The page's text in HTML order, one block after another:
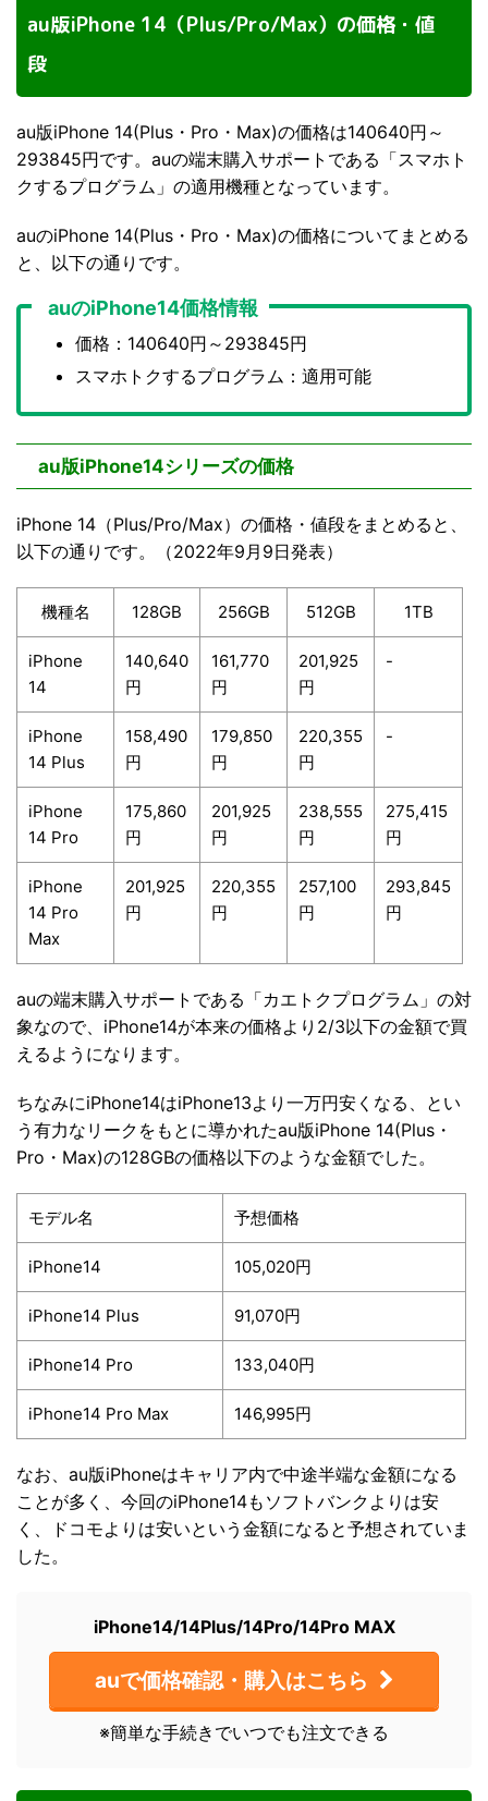
au版iPhone 14（Plus/Pro/Max）の価格・値
段
au版iPhone 14(Plus・Pro・Max)の価格は140640円～
293845円です。auの端末購入サポートである「スマホト
クするプログラム」の適用機種となっています。
auのiPhone 14(Plus・Pro・Max)の価格についてまとめる
と、以下の通りです。
auのiPhone14価格情報
価格：140640円～293845円
スマホトクするプログラム：適用可能
au版iPhone14シリーズの価格
iPhone 14（Plus/Pro/Max）の価格・値段をまとめると、
以下の通りです。（2022年9月9日発表）
機種名 128GB 256GB 512GB 1TB
iPhone
14
140,640
円
161,770
円
201,925
円
-
iPhone
14 Plus
158,490
円
179,850
円
220,355
円
-
iPhone
14 Pro
175,860
円
201,925
円
238,555
円
275,415
円
iPhone
14 Pro
Max
201,925
円
220,355
円
257,100
円
293,845
円
auの端末購入サポートである「カエトクプログラム」の対
象なので、iPhone14が本来の価格より2/3以下の金額で買
えるようになります。
ちなみにiPhone14はiPhone13より一万円安くなる、とい
う有力なリークをもとに導かれたau版iPhone 14(Plus・
Pro・Max)の128GBの価格以下のような金額でした。
モデル名 予想価格
iPhone14 105,020円
iPhone14 Plus 91,070円
iPhone14 Pro 133,040円
iPhone14 Pro Max 146,995円
なお、au版iPhoneはキャリア内で中途半端な金額になる
ことが多く、今回のiPhone14もソフトバンクよりは安
く、ドコモよりは安いという金額になると予想されていま
した。
iPhone14/14Plus/14Pro/14Pro MAX
auで価格確認・購入はこちら
※簡単な手続きでいつでも注文できる